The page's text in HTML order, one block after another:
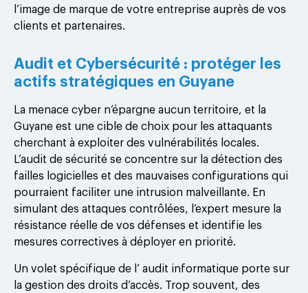
l’image de marque de votre entreprise auprès de vos
clients et partenaires.
Audit et Cybersécurité : protéger les
actifs stratégiques en Guyane
La menace cyber n’épargne aucun territoire, et la
Guyane est une cible de choix pour les attaquants
cherchant à exploiter des vulnérabilités locales.
L’audit de sécurité se concentre sur la détection des
failles logicielles et des mauvaises configurations qui
pourraient faciliter une intrusion malveillante. En
simulant des attaques contrôlées, l’expert mesure la
résistance réelle de vos défenses et identifie les
mesures correctives à déployer en priorité.
Un volet spécifique de l’ audit informatique porte sur
la gestion des droits d’accès. Trop souvent, des